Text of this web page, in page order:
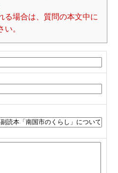
る場合は、質問の本文中に
い。